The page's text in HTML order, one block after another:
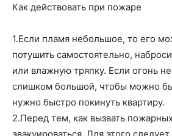
Как действовать при пожаре
1.Если пламя небольшое, то его
потушить самостоятельно,
или влажную тряпку. Если огонь
слишком большой, чтобы можно
нужно быстро покинуть квартиру.
2.Перед тем, как вызвать
эвакуироваться. Для этого